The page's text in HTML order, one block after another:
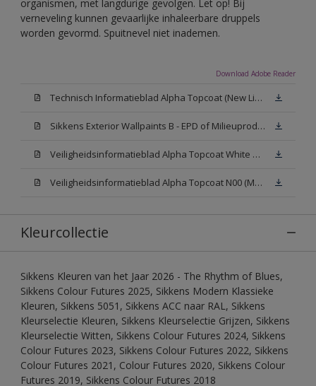
organismen, met langdurige gevolgen. Let op! Bij
verneveling kunnen gevaarlijke inhaleerbare druppels
worden gevormd. Spuitnevel niet inademen.
Download Adobe Reader
Technisch Informatieblad Alpha Topcoat (New Livery) (PDF)
Sikkens Exterior Wallpaints B - EPD of Milieuproductverklaring
Veiligheidsinformatieblad Alpha Topcoat White W05 (MSDS)
Veiligheidsinformatieblad Alpha Topcoat N00 (MSDS)
Kleurcollectie
Sikkens Kleuren van het Jaar 2026 - The Rhythm of Blues,
Sikkens Colour Futures 2025, Sikkens Modern Klassieke
Kleuren, Sikkens 5051, Sikkens ACC naar RAL, Sikkens
Kleurselectie Kleuren, Sikkens Kleurselectie Grijzen, Sikkens
Kleurselectie Witten, Sikkens Colour Futures 2024, Sikkens
Colour Futures 2023, Sikkens Colour Futures 2022, Sikkens
Colour Futures 2021, Colour Futures 2020, Sikkens Colour
Futures 2019, Sikkens Colour Futures 2018